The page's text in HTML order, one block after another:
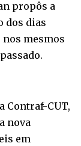
propôs a
dos dias
nos mesmos
Contraf-CUT,
nova
em